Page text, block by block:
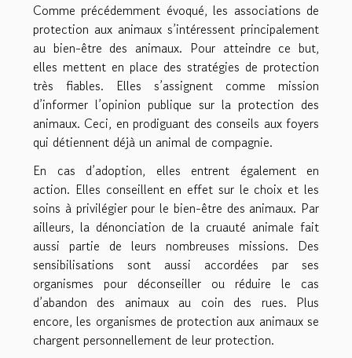
Comme précédemment évoqué, les associations de
protection aux animaux s’intéressent principalement
au bien-être des animaux. Pour atteindre ce but,
elles mettent en place des stratégies de protection
très fiables. Elles s’assignent comme mission
d’informer l’opinion publique sur la protection des
animaux. Ceci, en prodiguant des conseils aux foyers
qui détiennent déjà un animal de compagnie.
En cas d’adoption, elles entrent également en
action. Elles conseillent en effet sur le choix et les
soins à privilégier pour le bien-être des animaux. Par
ailleurs, la dénonciation de la cruauté animale fait
aussi partie de leurs nombreuses missions. Des
sensibilisations sont aussi accordées par ses
organismes pour déconseiller ou réduire le cas
d’abandon des animaux au coin des rues. Plus
encore, les organismes de protection aux animaux se
chargent personnellement de leur protection.